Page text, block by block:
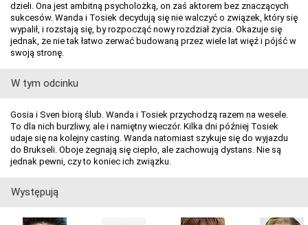
dzieli. Ona jest ambitną psycholożką, on zaś aktorem bez znaczących
sukcesów. Wanda i Tosiek decydują się nie walczyć o związek, który się
wypalił, i rozstają się, by rozpocząć nowy rozdział życia. Okazuje się
jednak, że nie tak łatwo zerwać budowaną przez wiele lat więź i pójść w
swoją stronę.
W tym odcinku
Gosia i Sven biorą ślub. Wanda i Tosiek przychodzą razem na wesele.
To dla nich burzliwy, ale i namiętny wieczór. Kilka dni później Tosiek
udaje się na kolejny casting. Wanda natomiast szykuje się do wyjazdu
do Brukseli. Oboje żegnają się ciepło, ale zachowują dystans. Nie są
jednak pewni, czy to koniec ich związku.
Występują